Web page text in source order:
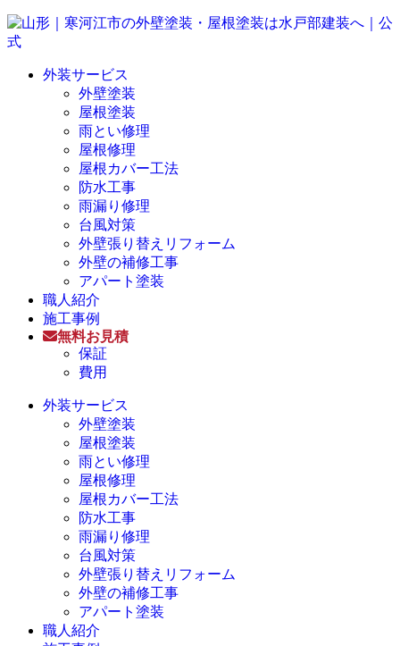
外装サービス
外壁塗装
屋根塗装
雨とい修理
屋根修理
屋根カバー工法
防水工事
雨漏り修理
台風対策
外壁張り替えリフォーム
外壁の補修工事
アパート塗装
職人紹介
施工事例
無料お見積
保証
費用
外装サービス
外壁塗装
屋根塗装
雨とい修理
屋根修理
屋根カバー工法
防水工事
雨漏り修理
台風対策
外壁張り替えリフォーム
外壁の補修工事
アパート塗装
職人紹介